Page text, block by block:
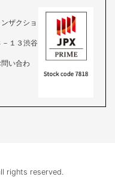
ザクショ
１３渋谷
い合わ
rights reserved.